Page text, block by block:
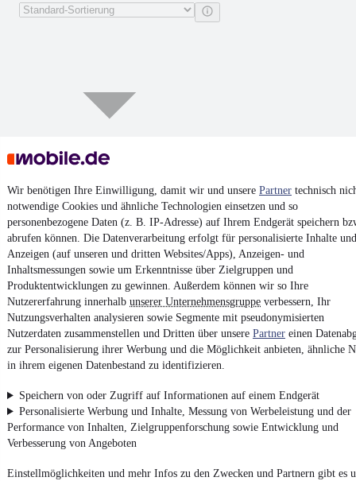
Wir benötigen Ihre Einwilligung, damit wir und unsere Partner technisch
notwendige Cookies und ähnliche Technologien einsetzen und so
personenbezogene Daten (z. B. IP-Adresse) auf Ihrem Endgerät speichern
abrufen können. Die Datenverarbeitung erfolgt für personalisierte Inhalte und
Anzeigen (auf unseren und dritten Websites/Apps), Anzeigen- und
Inhaltsmessungen sowie um Erkenntnisse über Zielgruppen und
Produktentwicklungen zu gewinnen. Außerdem können wir so Ihre
Nutzererfahrung innerhalb unserer Unternehmensgruppe verbessern, Ihr
Nutzungsverhalten analysieren sowie Segmente mit pseudonymisierten
Nutzerdaten zusammenstellen und Dritten über unsere Partner einen
zur Personalisierung ihrer Werbung und die Möglichkeit anbieten, ähnliche
in ihrem eigenen Datenbestand zu identifizieren.
Speichern von oder Zugriff auf Informationen auf einem Endgerät
Personalisierte Werbung und Inhalte, Messung von Werbeleistung und der
Performance von Inhalten, Zielgruppenforschung sowie Entwicklung und
Verbesserung von Angeboten
Einstellmöglichkeiten und mehr Infos zu den Zwecken und Partnern gibt es
Keine Inserate gefunden
¹MwSt. ausweisbar
Nutze mobile.de schnell und einfach
App installieren